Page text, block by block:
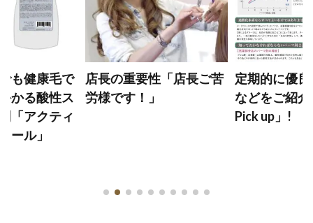
も健康毛で
かる酸性ス
「アクティ
ール」
​店長の重要性「店長ご苦
労様です！」
定期的に優
などをご紹
Pick up」!